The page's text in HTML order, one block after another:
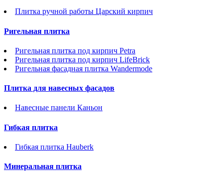
Плитка ручной работы Царский кирпич
Ригельная плитка
Ригельная плитка под кирпич Petra
Ригельная плитка под кирпич LifeBrick
Ригельная фасадная плитка Wandermode
Плитка для навесных фасадов
Навесные панели Каньон
Гибкая плитка
Гибкая плитка Hauberk
Минеральная плитка